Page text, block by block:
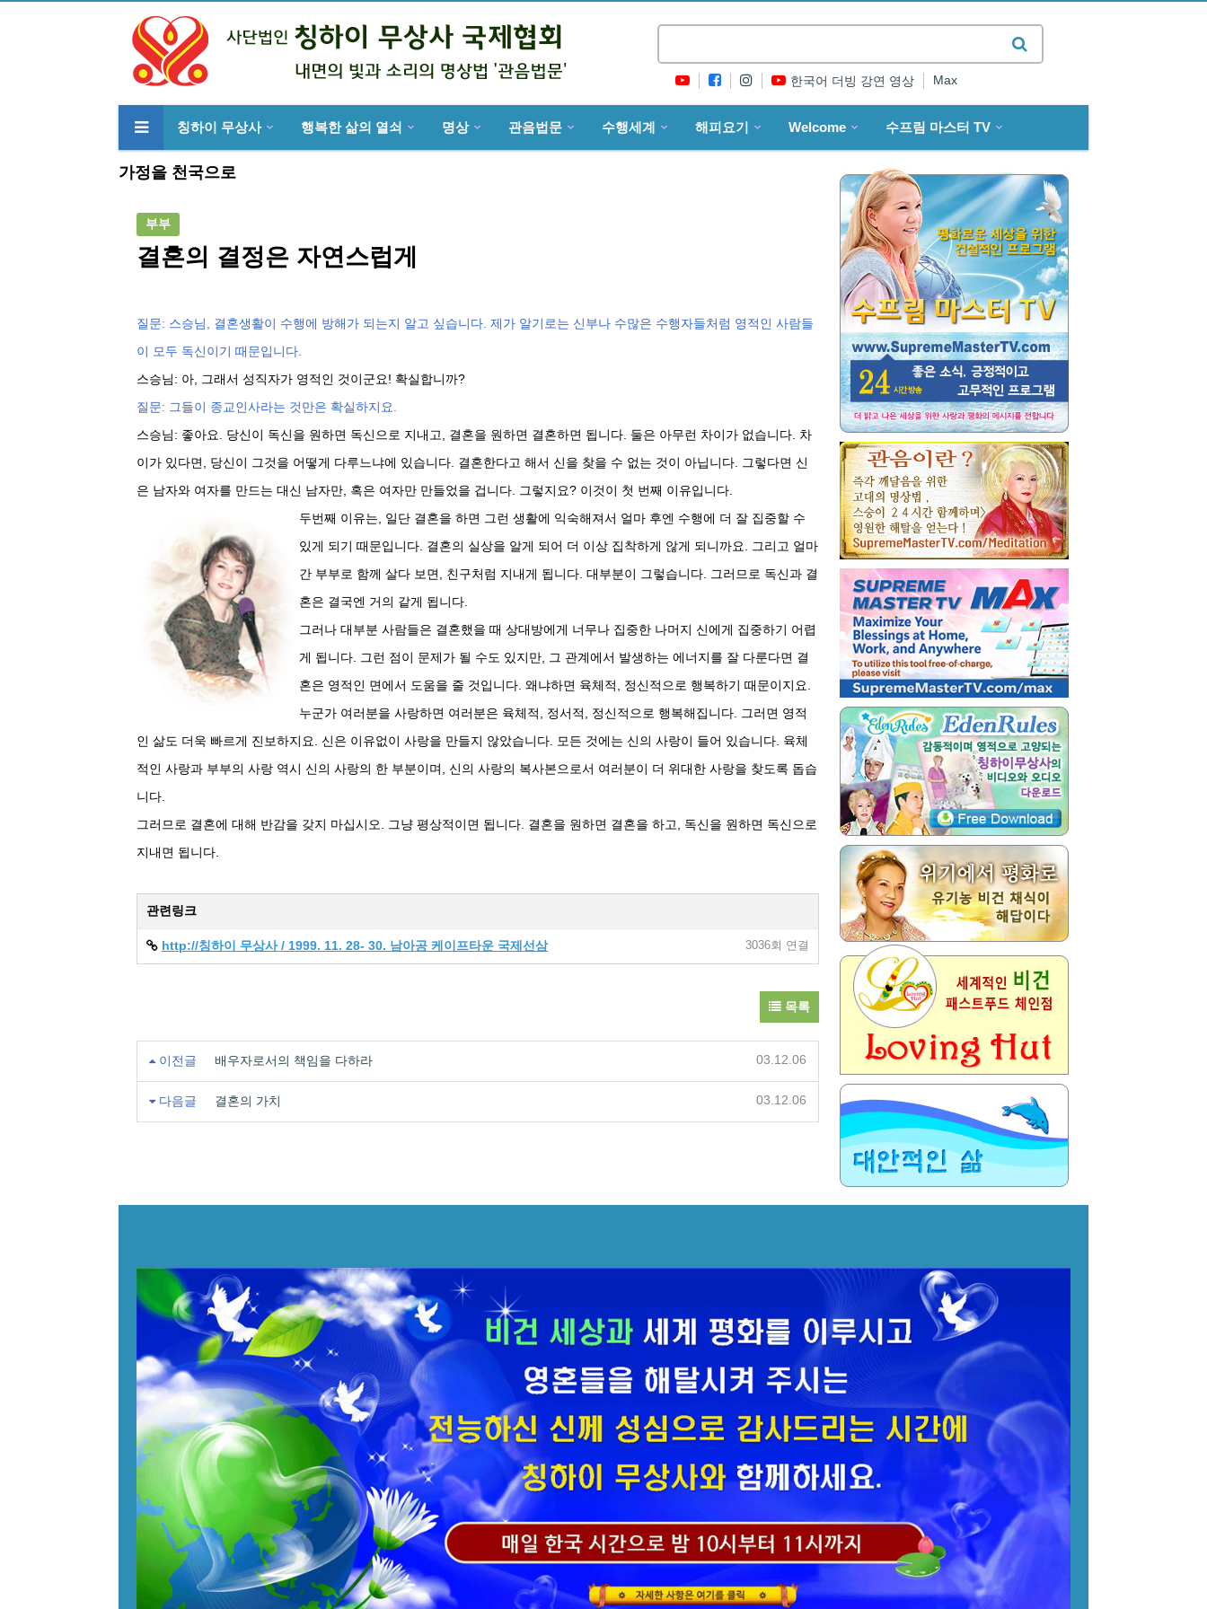
한국어 더빙 강연 영상 Max
칭하이 무상사 행복한 삶의 열쇠 명상 관음법문 수행세계 해피요기
Welcome
수프림 마스터 TV
가정을 천국으로
부부
결혼의 결정은 자연스럽게
질문: 스승님, 결혼생활이 수행에 방해가 되는지 알고 싶습니다. 제가 알기로는 신부나 수많은 수행자들처럼 영적인 사람들
이 모두 독신이기 때문입니다.
스승님: 아, 그래서 성직자가 영적인 것이군요! 확실합니까?
질문: 그들이 종교인사라는 것만은 확실하지요.
스승님: 좋아요. 당신이 독신을 원하면 독신으로 지내고, 결혼을 원하면 결혼하면 됩니다. 둘은 아무런 차이가 없습니다. 차
이가 있다면, 당신이 그것을 어떻게 다루느냐에 있습니다. 결혼한다고 해서 신을 찾을 수 없는 것이 아닙니다. 그렇다면 신
은 남자와 여자를 만드는 대신 남자만, 혹은 여자만 만들었을 겁니다. 그렇지요? 이것이 첫 번째 이유입니다.
두번째 이유는, 일단 결혼을 하면 그런 생활에 익숙해져서 얼마 후엔 수행에 더 잘 집중할 수
있게 되기 때문입니다. 결혼의 실상을 알게 되어 더 이상 집착하게 않게 되니까요. 그리고 얼마
간 부부로 함께 살다 보면, 친구처럼 지내게 됩니다. 대부분이 그렇습니다. 그러므로 독신과 결
혼은 결국엔 거의 같게 됩니다.
그러나 대부분 사람들은 결혼했을 때 상대방에게 너무나 집중한 나머지 신에게 집중하기 어렵
게 됩니다. 그런 점이 문제가 될 수도 있지만, 그 관계에서 발생하는 에너지를 잘 다룬다면 결
혼은 영적인 면에서 도움을 줄 것입니다. 왜냐하면 육체적, 정신적으로 행복하기 때문이지요.
누군가 여러분을 사랑하면 여러분은 육체적, 정서적, 정신적으로 행복해집니다. 그러면 영적
인 삶도 더욱 빠르게 진보하지요. 신은 이유없이 사랑을 만들지 않았습니다. 모든 것에는 신의 사랑이 들어 있습니다. 육체
적인 사랑과 부부의 사랑 역시 신의 사랑의 한 부분이며, 신의 사랑의 복사본으로서 여러분이 더 위대한 사랑을 찾도록 돕습
니다.
그러므로 결혼에 대해 반감을 갖지 마십시오. 그냥 평상적이면 됩니다. 결혼을 원하면 결혼을 하고, 독신을 원하면 독신으로
지내면 됩니다.
관련링크
http://칭하이 무상사 / 1999. 11. 28- 30. 남아공 케이프타운 국제선삼 3036회 연결
목록
이전글 배우자로서의 책임을 다하라 03.12.06
다음글 결혼의 가치 03.12.06